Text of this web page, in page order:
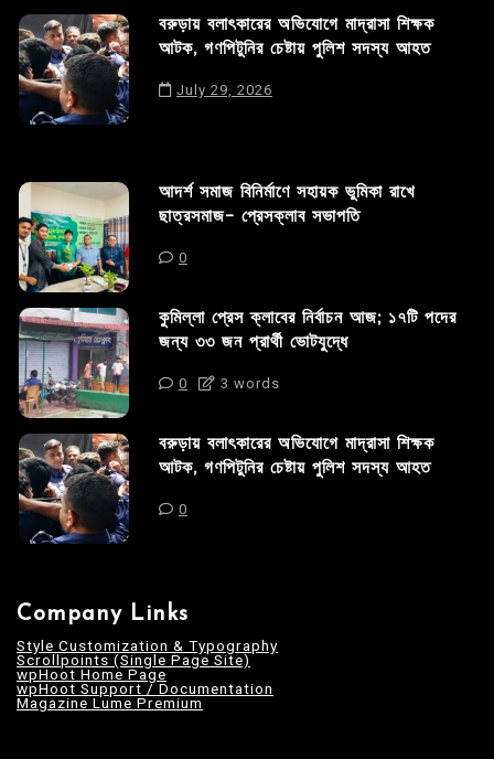
বরুড়ায় বলাৎকারের অভিযোগে মাদ্রাসা শিক্ষক
আটক, গণপিটুনির চেষ্টায় পুলিশ সদস্য আহত
July 29, 2026
আদর্শ সমাজ বিনির্মাণে সহায়ক ভুমিকা রাখে
ছাত্রসমাজ- প্রেসক্লাব সভাপতি
0
কুমিল্লা প্রেস ক্লাবের নির্বাচন আজ; ১৭টি পদের
জন্য ৩৩ জন প্রার্থী ভোটযুদ্ধে
0 3 words
বরুড়ায় বলাৎকারের অভিযোগে মাদ্রাসা শিক্ষক
আটক, গণপিটুনির চেষ্টায় পুলিশ সদস্য আহত
0
Company Links
Style Customization & Typography
Scrollpoints (Single Page Site)
wpHoot Home Page
wpHoot Support / Documentation
Magazine Lume Premium